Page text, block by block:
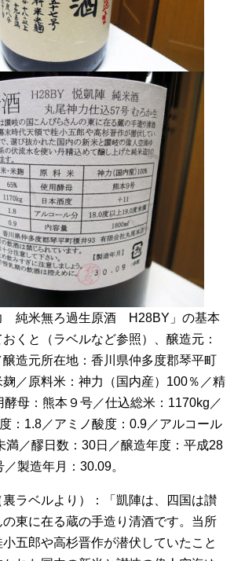
純米無ろ過生原酒 H28BY」の基本
くと（ラベルなど参照）、醸造元：
造元所在地：香川県仲多度郡琴平町
麹／原料米：神力（国内産）100％／精
母：熊本９号／仕込総米：1170kg／
：1.8／アミノ酸度：0.9／アルコール
満／醪日数：30日／醸造年度：平成28
製造年月：30.09。
ラベルより）：「凱陣は、四国は讃
東に在る蔵の手造り清酒です。当所
五郎や高杉晋作が潜伏していたこと